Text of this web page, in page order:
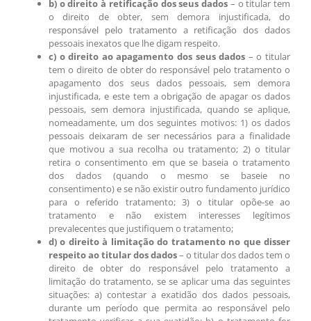
b) o direito à retificação dos seus dados – o titular tem
o direito de obter, sem demora injustificada, do
responsável pelo tratamento a retificação dos dados
pessoais inexatos que lhe digam respeito.
c) o direito ao apagamento dos seus dados – o titular
tem o direito de obter do responsável pelo tratamento o
apagamento dos seus dados pessoais, sem demora
injustificada, e este tem a obrigação de apagar os dados
pessoais, sem demora injustificada, quando se aplique,
nomeadamente, um dos seguintes motivos: 1) os dados
pessoais deixaram de ser necessários para a finalidade
que motivou a sua recolha ou tratamento; 2) o titular
retira o consentimento em que se baseia o tratamento
dos dados (quando o mesmo se baseie no
consentimento) e se não existir outro fundamento jurídico
para o referido tratamento; 3) o titular opõe-se ao
tratamento e não existem interesses legítimos
prevalecentes que justifiquem o tratamento;
d) o direito à limitação do tratamento no que disser
respeito ao titular dos dados– o titular dos dados tem o
direito de obter do responsável pelo tratamento a
limitação do tratamento, se se aplicar uma das seguintes
situações: a) contestar a exatidão dos dados pessoais,
durante um período que permita ao responsável pelo